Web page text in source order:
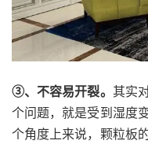
③、不容易开裂。 其实
个问题，就是受到湿度
个角度上来说，颗粒板